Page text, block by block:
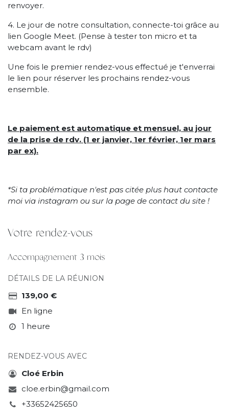
renvoyer.
4. Le jour de notre consultation, connecte-toi grâce au
lien Google Meet. (Pense à tester ton micro et ta
webcam avant le rdv)
Une fois le premier rendez-vous effectué je t'enverrai
le lien pour réserver les prochains rendez-vous
ensemble.
Le paiement est automatique et mensuel, au jour
de la prise de rdv. (1 er janvier, 1er février, 1er mars
par ex).
*Si ta problématique n'est pas citée plus haut contacte
moi via instagram ou sur la page de contact du site !
Votre rendez-vous
Accompagnement 3 mois
DÉTAILS DE LA RÉUNION
139,00 €
En ligne
1 heure
RENDEZ-VOUS AVEC
Cloé Erbin
cloe.erbin@gmail.com
+33652425650